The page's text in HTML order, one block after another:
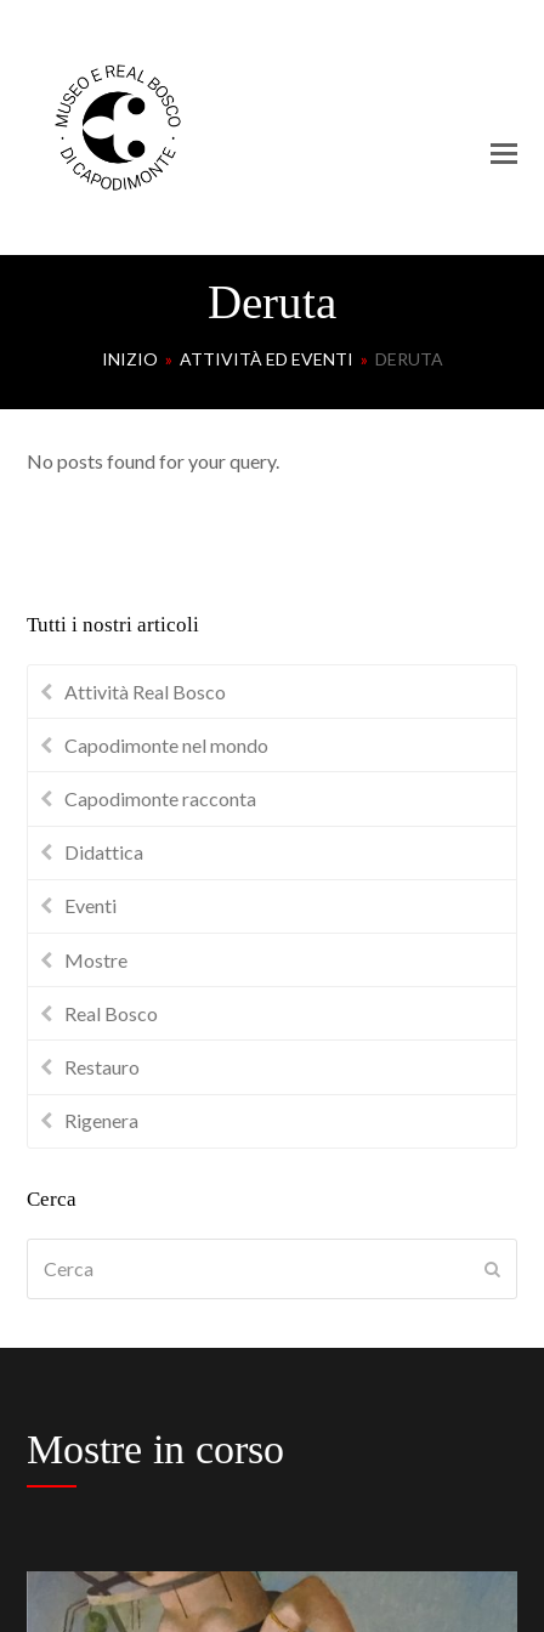
Deruta
INIZIO » ATTIVITÀ ED EVENTI » DERUTA
No posts found for your query.
Tutti i nostri articoli
Attività Real Bosco
Capodimonte nel mondo
Capodimonte racconta
Didattica
Eventi
Mostre
Real Bosco
Restauro
Rigenera
Cerca
Mostre in corso